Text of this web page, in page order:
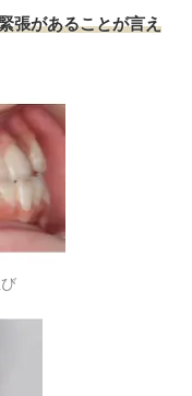
張があることが言え